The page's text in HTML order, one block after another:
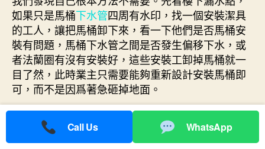
如果只是馬桶下水管四周有水印，找一個安裝潔具
的工人，讓把馬桶卸下來，看一下他們是否馬桶安
裝有問題，馬桶下水管之間是否發生偏移下水，或
者法蘭圈有沒有安裝好，這些安裝工卸掉馬桶就一
目了然，此時業主只需要能夠重新設計安裝馬桶即
可，而不是因爲著急砸掉地面。
5、如果壓力有問題，可以確定是水管漏水，根據樓
下漏水的位置，必須把樓上的瓷磚打碎，以便維修
Call Us WhatsApp